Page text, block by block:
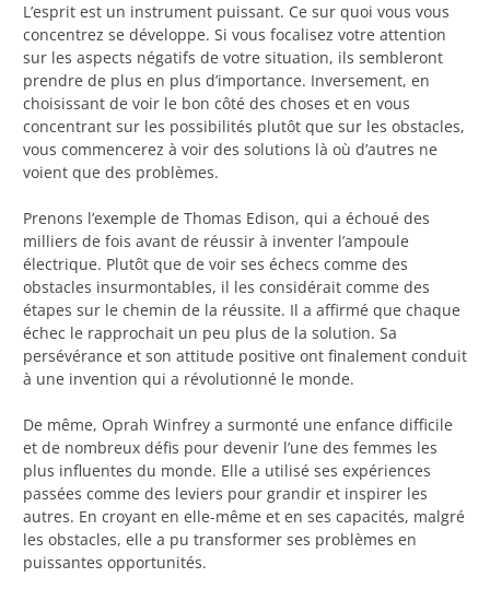
L’esprit est un instrument puissant. Ce sur quoi vous vous
concentrez se développe. Si vous focalisez votre attention
sur les aspects négatifs de votre situation, ils sembleront
prendre de plus en plus d’importance. Inversement, en
choisissant de voir le bon côté des choses et en vous
concentrant sur les possibilités plutôt que sur les obstacles,
vous commencerez à voir des solutions là où d’autres ne
voient que des problèmes.
Prenons l’exemple de Thomas Edison, qui a échoué des
milliers de fois avant de réussir à inventer l’ampoule
électrique. Plutôt que de voir ses échecs comme des
obstacles insurmontables, il les considérait comme des
étapes sur le chemin de la réussite. Il a affirmé que chaque
échec le rapprochait un peu plus de la solution. Sa
persévérance et son attitude positive ont finalement conduit
à une invention qui a révolutionné le monde.
De même, Oprah Winfrey a surmonté une enfance difficile
et de nombreux défis pour devenir l’une des femmes les
plus influentes du monde. Elle a utilisé ses expériences
passées comme des leviers pour grandir et inspirer les
autres. En croyant en elle-même et en ses capacités, malgré
les obstacles, elle a pu transformer ses problèmes en
puissantes opportunités.